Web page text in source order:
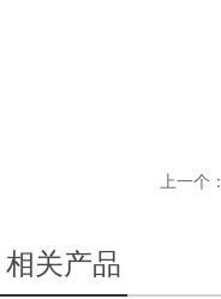
相关产品
上一个：